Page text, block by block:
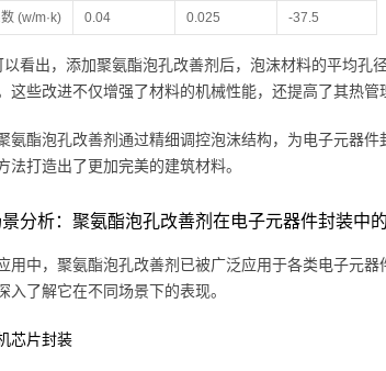
(w/m·k) 0.04 0.025 -37.5
以看出，添加聚氨酯泡孔改善剂后，泡沫材料的平均孔
这些改进不仅增强了材料的机械性能，还提高了其热
氨酯泡孔改善剂通过精细调控泡沫结构，为电子元器
法打造出了更加完美的建筑材料。
分析：聚氨酯泡孔改善剂在电子元器件封装中
用中，聚氨酯泡孔改善剂已被广泛应用于各类电子元
入了解它在不同场景下的表现。
芯片封装